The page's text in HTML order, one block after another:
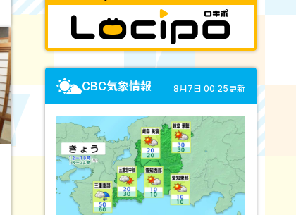
CBC気象情報 8月7日 00:25更新